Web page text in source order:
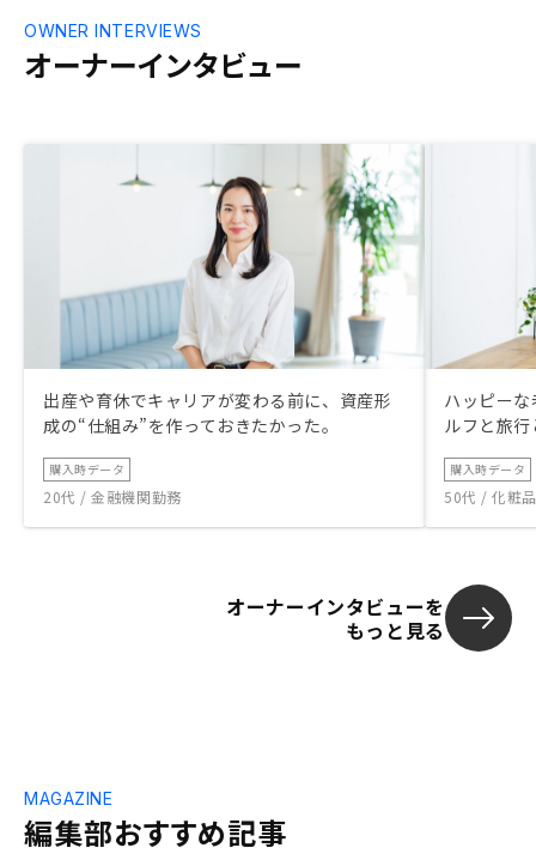
オーナーインタビュー
OWNER INTERVIEWS
出産や育休でキャリアが変わる前に、資産形
成の“仕組み”を作っておきたかった。
購入時データ
20代 / 金融機関勤務
ハッピー
ルフと旅
購入時データ
50代 / 化粧
オーナーインタビューを
もっと見る
編集部おすすめ記事
MAGAZINE